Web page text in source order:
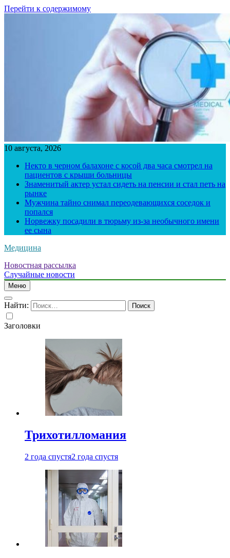
Перейти к содержимому
10 августа, 2026
Некто в черном балахоне с косой два часа смотрел на
пациентов с крыши больницы
Знаменитый актер устал сидеть на пенсии и стал петь на
рынке
Мужчина тайно снимал переодевающихся соседок и
попался
Норвежку посадили в тюрьму из-за необычного имени
ее сына
Медицина
Новостная рассылка
Случайные новости
Меню
Найти:
Заголовки
Трихотилломания
2 года спустя2 года спустя